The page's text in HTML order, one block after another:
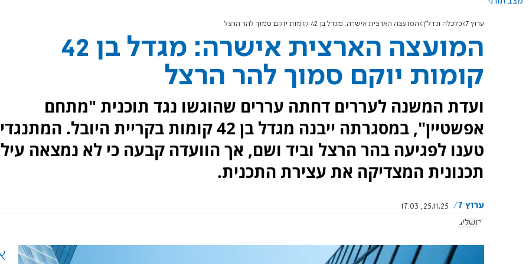
ערוץ 7 כלכלה ונדל"ן המועצה הארצית אישרה: מגדל בן 42 קומות יוקם סמוך להר הרצל
המועצה הארצית אישרה: מגדל בן 42
קומות יוקם סמוך להר הרצל
ועדת המשנה לעררים דחתה עררים שהוגשו נגד תוכנית "מתחם
אפשטיין", במסגרתה ייבנה מגדל בן 42 קומות בקריית היובל.
טענו לפגיעה בהר הרצל וביד ושם, אך הוועדה קבעה כי לא נמצאה
תכנונית המצדיקה את עצירת התכנית.
ערוץ 7
25.11.25, 17:03
ירושלים